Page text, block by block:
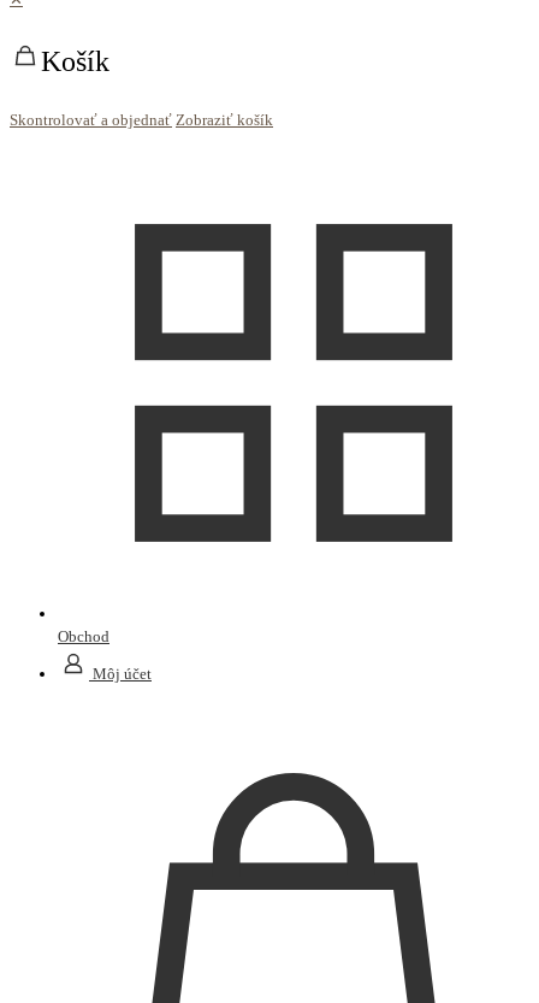
Košík
Skontrolovať a objednať Zobraziť košík
Obchod
Môj účet